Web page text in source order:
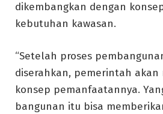
dikembangkan dengan
kebutuhan kawasan.
“Setelah proses
diserahkan, pemerintah akan
konsep pemanfaatannya.
bangunan itu bisa